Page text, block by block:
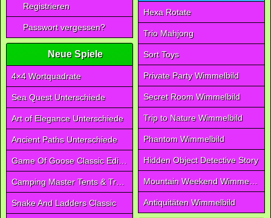
Registrieren
Passwort vergessen?
Neue Spiele
4×4 Wortquadrate
Sea Quest Unterschiede
Art of Elegance Unterschiede
Ancient Paths Unterschiede
Game Of Goose Classic Edition
Camping Master Tents & Trees
Snake And Ladders Classic
Hexa Rotate
Trio Mahjong
Sort Toys
Private Party Wimmelbild
Secret Room Wimmelbild
Trip to Nature Wimmelbild
Phantom Wimmelbild
Hidden Object Detective Story
Mountain Weekend Wimmelbild
Antiquitäten Wimmelbild